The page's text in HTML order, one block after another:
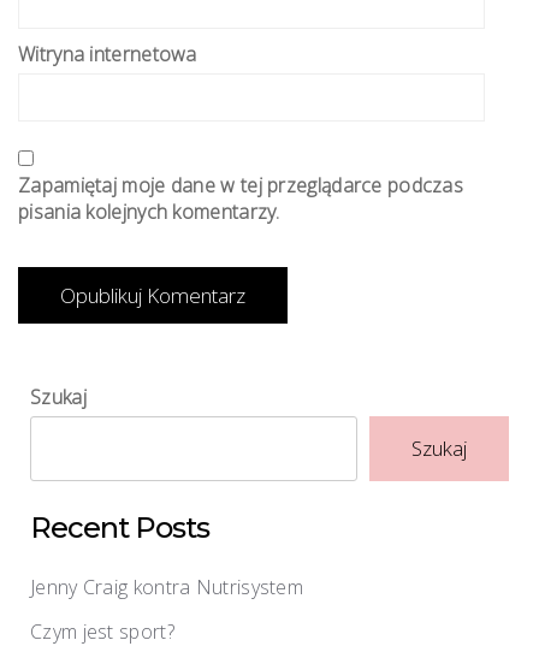
Witryna internetowa
Zapamiętaj moje dane w tej przeglądarce podczas
pisania kolejnych komentarzy.
Szukaj
Szukaj
Recent Posts
Jenny Craig kontra Nutrisystem
Czym jest sport?